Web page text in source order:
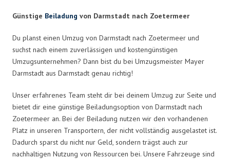
Günstige Beiladung von Darmstadt nach Zoetermeer
Du planst einen Umzug von Darmstadt nach Zoetermeer und
suchst nach einem zuverlässigen und kostengünstigen
Umzugsunternehmen? Dann bist du bei Umzugsmeister Mayer
Darmstadt aus Darmstadt genau richtig!
Unser erfahrenes Team steht dir bei deinem Umzug zur Seite und
bietet dir eine günstige Beiladungsoption von Darmstadt nach
Zoetermeer an. Bei der Beiladung nutzen wir den vorhandenen
Platz in unseren Transportern, der nicht vollständig ausgelastet ist.
Dadurch sparst du nicht nur Geld, sondern trägst auch zur
nachhaltigen Nutzung von Ressourcen bei. Unsere Fahrzeuge sind